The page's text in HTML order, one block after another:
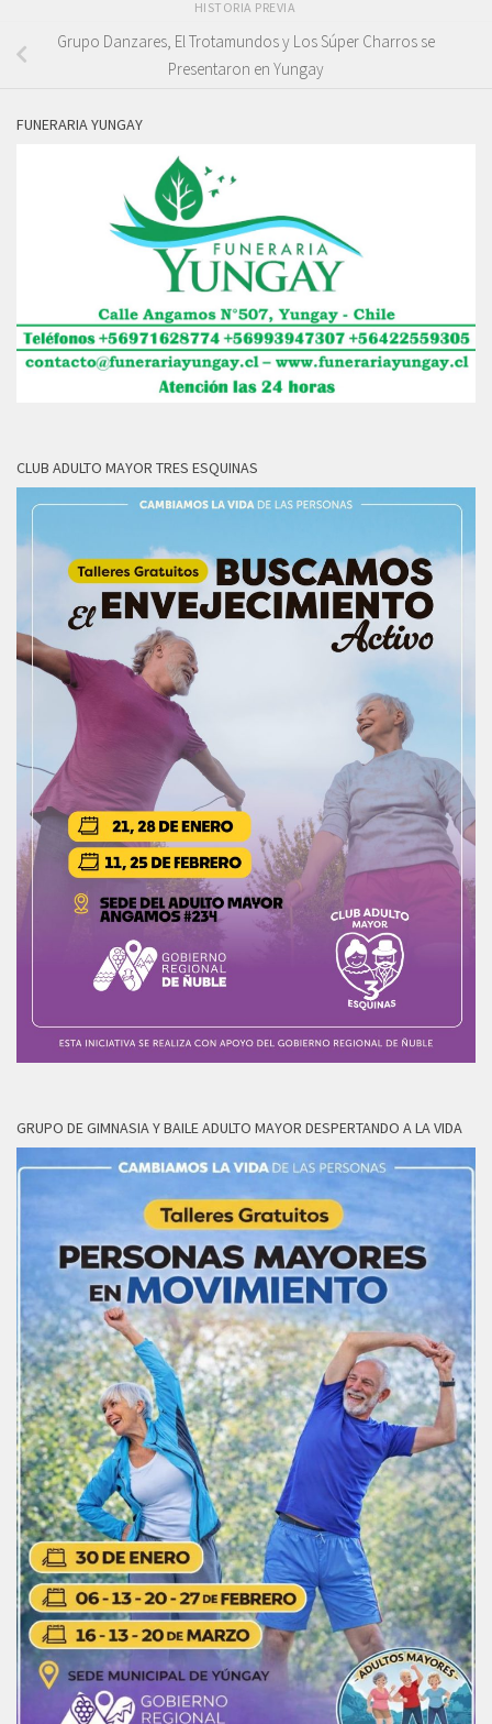
HISTORIA PREVIA
Grupo Danzares, El Trotamundos y Los Súper Charros se
Presentaron en Yungay
FUNERARIA YUNGAY
CLUB ADULTO MAYOR TRES ESQUINAS
GRUPO DE GIMNASIA Y BAILE ADULTO MAYOR DESPERTANDO A LA VIDA